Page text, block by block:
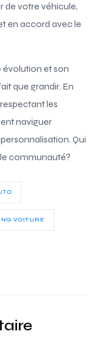
de votre véhicule,
en accord avec le
évolution et son
que grandir. En
les
naviguer
Qui
communauté?
VOITURE